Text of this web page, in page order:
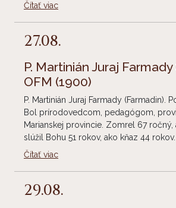
Čítať viac
27.08.
P. Martinián Juraj Farmady
OFM (1900)
P. Martinián Juraj Farmady (Farmadin).
Bol prírodovedcom, pedagógom,
Marianskej provincie. Zomrel 67 ročný,
slúžil Bohu 51 rokov, ako kňaz 44 rokov.
Čítať viac
29.08.